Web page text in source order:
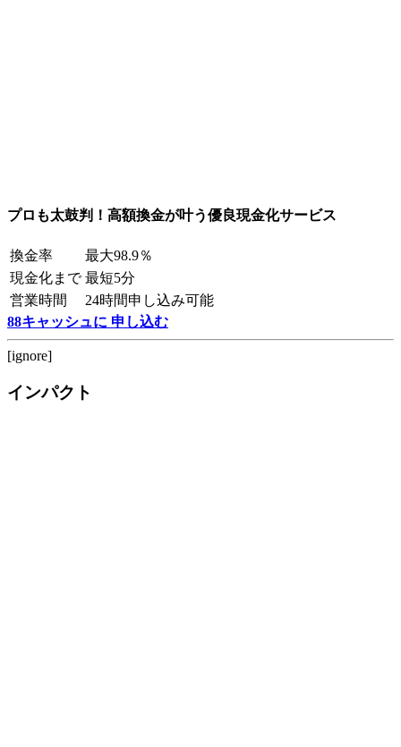
プロも太鼓判！高額換金が叶う優良現金化サービス
換金率
最大98.9％
現金化まで 最短5分
営業時間
24時間申し込み可能
88キャッシュに 申し込む
[ignore]
インパクト